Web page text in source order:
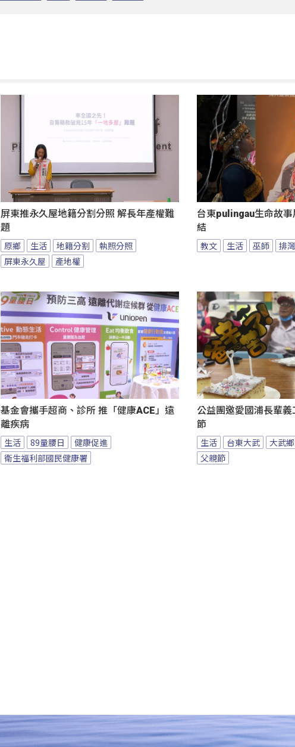
屏東推永久屋地籍分割分照 解長年產權難
題
原鄉 生活 地籍分割
執照分照
屏東永久屋
產地權
台東pulingau生命故事
結
教文 生活 巫師 排
基金會攜手超商、診所 推「健康ACE」遠
離疾病
生活 89量腰日
健康促進
衛生福利部國民健康署
公益團邀愛國浦長輩
節
生活 台東大武
大武
父親節